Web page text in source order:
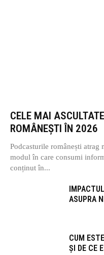
CELE MAI
ROMÂNEȘTI ÎN 2026
Podcasturile românești atrag
modul în care consumi
conținut în...
ASUPRA
CUM
ȘI DE CE